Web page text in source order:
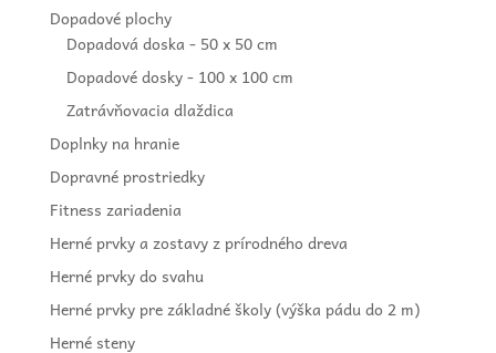
Dopadové plochy
Dopadová doska - 50 x 50 cm
Dopadové dosky - 100 x 100 cm
Zatrávňovacia dlaždica
Doplnky na hranie
Dopravné prostriedky
Fitness zariadenia
Herné prvky a zostavy z prírodného dreva
Herné prvky do svahu
Herné prvky pre základné školy (výška pádu do 2 m)
Herné steny